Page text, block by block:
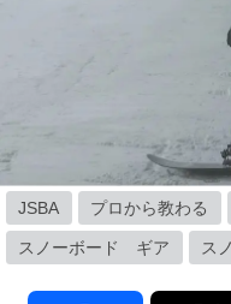
JSBA プロから教わる
スノーボード ギア ス